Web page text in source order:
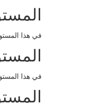
في هذا
في هذا